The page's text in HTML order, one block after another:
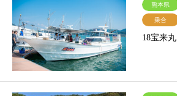
熊本県
乗合
18宝来丸